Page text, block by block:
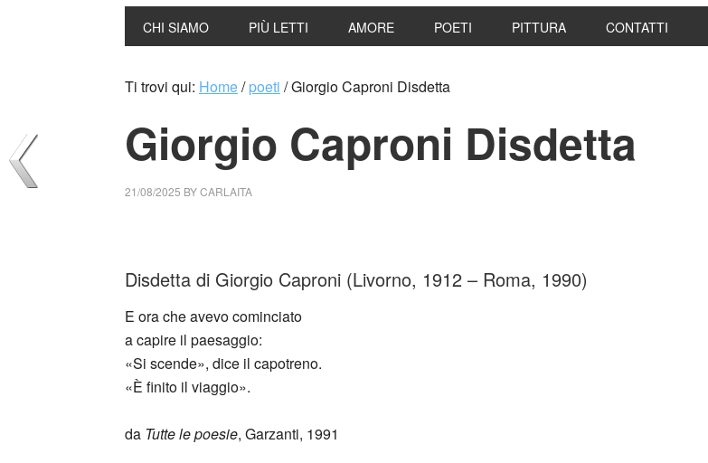
CHI SIAMO PIÙ LETTI AMORE POETI PITTURA CONTATTI
Ti trovi qui: Home/ poeti /Giorgio Caproni Disdetta
Giorgio Caproni Disdetta
21/08/2025 BYCARLAITA
Disdetta di Giorgio Caproni (Livorno, 1912 – Roma, 1990)
E ora che avevo cominciato
a capire il paesaggio:
«Si scende», dice il capotreno.
«È finito il viaggio».
da Tutte le poesie, Garzanti, 1991